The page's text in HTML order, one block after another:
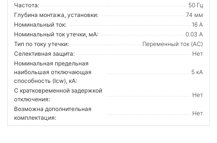
Частота:
50 Гц
Глубина монтажа, установки:
74 мм
Номинальный ток:
16 А
Номинальный ток утечки, мА:
0.03 А
Тип по току утечки:
Переменный ток (AC)
Селективная защита:
Нет
Номинальная предельная
наибольшая отключающая
способность (Icw), кА:
5 кА
С кратковременной задержкой
отключения:
Нет
Возможна дополнительная
комплектация:
Нет